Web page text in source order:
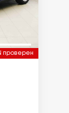
проверен